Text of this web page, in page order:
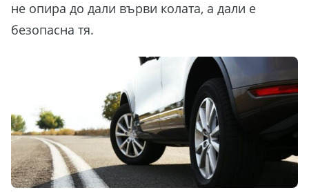
не опира до дали върви колата, а дали е
безопасна тя.